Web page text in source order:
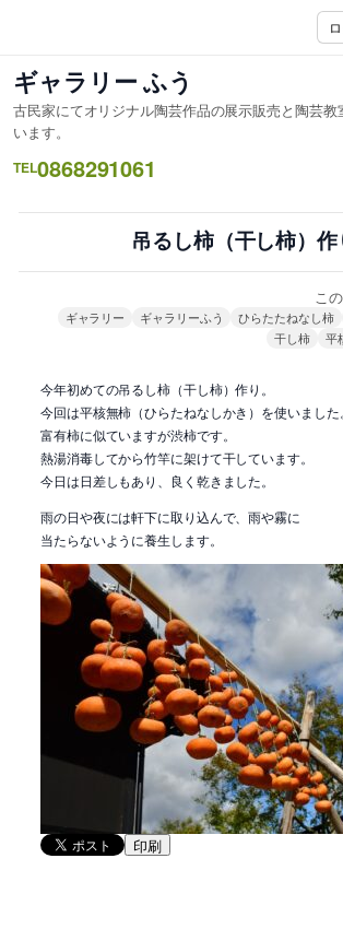
ス
キ
ッ
プ
ギャラリー ふう
古民家にてオリジナル陶芸作品の展示販売と陶芸教
います。
TEL0868291061
吊るし柿（干し柿）作
こ
ギャラリー ギャラリーふう ひらたたねなし柿
干し柿
平
今年初めての吊るし柿（干し柿）作り。
今回は平核無柿（ひらたねなしかき）を使いました。
富有柿に似ていますが渋柿です。
熱湯消毒してから竹竿に架けて干しています。
今日は日差しもあり、良く乾きました。
雨の日や夜には軒下に取り込んで、雨や霧に
当たらないように養生します。
印刷